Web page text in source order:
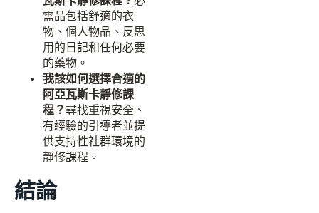
需品包括舒適的衣
物、個人物品、反思
用的日記和任何必要
的藥物。
我該如何選擇合適的
阿亞瓦斯卡靜修課
程？尋找重視安全、
有經驗的引導者並提
供支持性社群環境的
靜修課程。
結論